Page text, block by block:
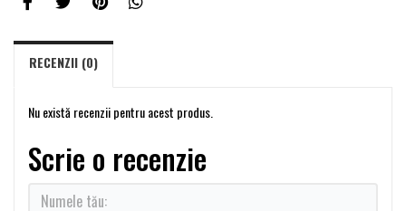
RECENZII (0)
Nu există recenzii pentru acest produs.
Scrie o recenzie